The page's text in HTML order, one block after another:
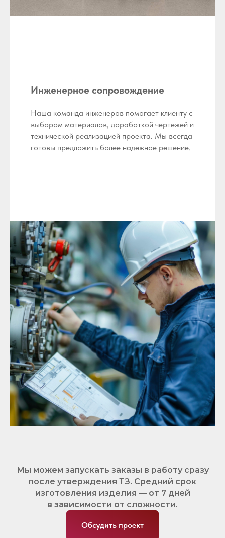
Инженерное сопровождение
Наша команда инженеров помогает клиенту с
выбором материалов, доработкой чертежей и
технической реализацией проекта. Мы всегда
готовы предложить более надежное решение.
Мы можем запускать заказы в работу сразу
после утверждения ТЗ. Средний срок
изготовления изделия — от 7 дней
в зависимости от сложности.
Обсудить проект